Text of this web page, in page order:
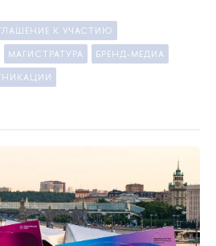
К УЧАСТИЮ
МАГИСТРАТУРА БРЕНД-МЕДИА